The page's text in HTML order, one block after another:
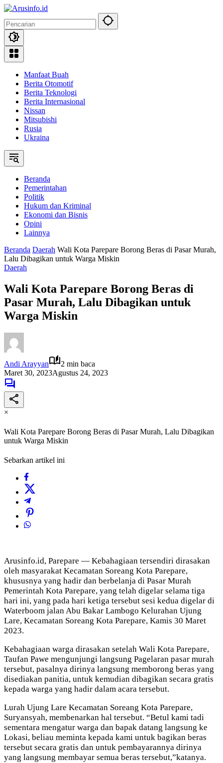
Langsung
konten
Manfaat Buah
Berita Otomotif
Berita Teknologi
Berita Internasional
Nissan
Mitsubishi
Rusia
Ukraina
Beranda
Pemerintahan
Politik
Hukum dan Kriminal
Ekonomi dan Bisnis
Opini
Lainnya
Beranda Daerah Wali Kota Parepare Borong Beras di Pasar Murah,
Lalu Dibagikan untuk Warga Miskin
Daerah
Wali Kota Parepare Borong Beras di
Pasar Murah, Lalu Dibagikan untuk
Warga Miskin
Andi Arayyan
2 min baca
Maret 30, 2023Agustus 24, 2023
×
Wali Kota Parepare Borong Beras di Pasar Murah, Lalu Dibagikan
untuk Warga Miskin
Sebarkan artikel ini
Arusinfo.id, Parepare — Kebahagiaan tersendiri dirasakan
oleh masyarakat Kecamatan Soreang Kota Parepare,
khususnya yang hadir dan berbelanja di Pasar Murah
Pemerintah Kota Parepare, yang telah digelar selama tiga
hari ini, yang pada hari ketiga tersebut sesi kedua digelar di
Waterboom jalan Abu Bakar Lambogo Kelurahan Ujung
Lare, Kecamatan Soreang Kota Parepare, Kamis 30 Maret
2023.
Kebahagiaan warga dirasakan setelah Wali Kota Parepare,
Taufan Pawe mengunjungi langsung Pagelaran pasar murah
tersebut, pasalnya dirinya langsung memborong beras yang
disediakan panitia, untuk kemudian dibagikan secara gratis
kepada warga yang hadir dalam acara tersebut.
Lurah Ujung Lare Kecamatan Soreang Kota Parepare,
Suryansyah, membenarkan hal tersebut. “Betul kami tadi
sementara mengatur warga dan bapak datang langsung ke
Lokasi, beliau meminta kepada kami untuk bagikan beras
tersebut secara gratis dan untuk pembayarannya dirinya
yang langsung membayar semua beras tersebut,”katanya.